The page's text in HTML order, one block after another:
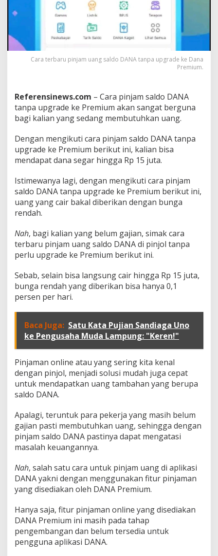
n
p
a
U
p
r
k
e
P
r
m
i
u
m
B
i
s
a
n
g
s
u
g
C
r
R
p
1
5
u
t
a
g
a
n
B
u
g
a
R
n
d
a
h
Cara terbaru pinjam uang saldo DANA tanpa upgrade ke Dana
Premium.
Referensinews.com – Cara pinjam saldo DANA
tanpa upgrade ke Premium akan sangat berguna
bagi kalian yang sedang membutuhkan uang.
Dengan mengikuti cara pinjam saldo DANA tanpa
upgrade ke Premium berikut ini, kalian bisa
mendapat dana segar hingga Rp 15 juta.
Istimewanya lagi, dengan mengikuti cara pinjam
saldo DANA tanpa upgrade ke Premium berikut ini,
uang yang cair bakal diberikan dengan bunga
rendah.
Nah, bagi kalian yang belum gajian, simak cara
terbaru pinjam uang saldo DANA di pinjol tanpa
perlu upgrade ke Premium berikut ini.
Sebab, selain bisa langsung cair hingga Rp 15 juta,
bunga rendah yang diberikan bisa hanya 0,1
persen per hari.
Baca Juga: Satu Kata Pujian Sandiaga Uno
ke Pengusaha Muda Lampung: "Keren!"
Pinjaman online atau yang sering kita kenal
dengan pinjol, menjadi solusi mudah juga cepat
untuk mendapatkan uang tambahan yang berupa
saldo DANA.
Apalagi, teruntuk para pekerja yang masih belum
gajian pasti membutuhkan uang, sehingga dengan
pinjam saldo DANA pastinya dapat mengatasi
masalah keuangannya.
Nah, salah satu cara untuk pinjam uang di aplikasi
DANA yakni dengan menggunakan fitur pinjaman
yang disediakan oleh DANA Premium.
Hanya saja, fitur pinjaman online yang disediakan
DANA Premium ini masih pada tahap
pengembangan dan belum tersedia untuk
pengguna aplikasi DANA.